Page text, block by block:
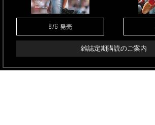
8/6 発売
雑誌定期購読のご案内